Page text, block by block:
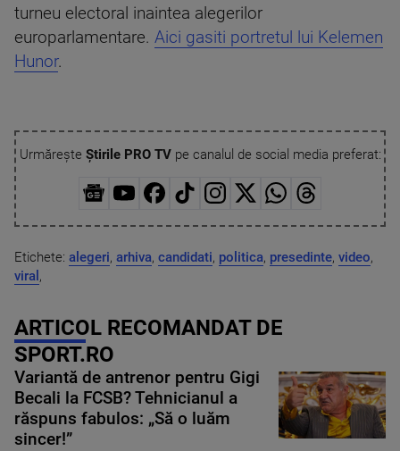
turneu electoral inaintea alegerilor
europarlamentare. Aici gasiti portretul lui Kelemen
Hunor.
Urmărește Știrile PRO TVpe canalul de social media preferat:
Etichete: alegeri, arhiva, candidati, politica, presedinte, video,
viral ,
ARTICOL RECOMANDAT DE
SPORT.RO
Variantă de antrenor pentru Gigi
Becali la FCSB? Tehnicianul a
răspuns fabulos: „Să o luăm
sincer!”